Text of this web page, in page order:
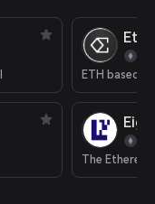
ETH based
The